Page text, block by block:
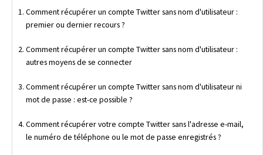
Comment récupérer un compte Twitter sans nom d'utilisateur :
premier ou dernier recours ?
Comment récupérer un compte Twitter sans nom d'utilisateur :
autres moyens de se connecter
Comment récupérer un compte Twitter sans nom d'utilisateur ni
mot de passe : est-ce possible ?
Comment récupérer votre compte Twitter sans l'adresse e-mail,
le numéro de téléphone ou le mot de passe enregistrés ?